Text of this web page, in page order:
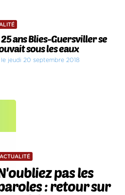
25 ans Blies-Guersviller se
sous les eaux
le jeudi 20 septembre 2018
ACTUALITÉ
pas les
: retour sur